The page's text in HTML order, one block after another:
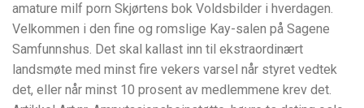
amature milf porn Skjørtens bok Voldsbilder i hverdagen.
Velkommen i den fine og romslige Kay-salen på Sagene
Samfunnshus. Det skal kallast inn til ekstraordinært
landsmøte med minst fire vekers varsel når styret vedtek
det, eller når minst 10 prosent av medlemmene krev det.